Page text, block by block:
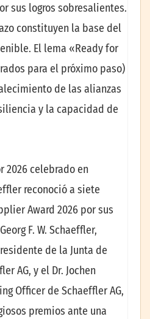
sus logros sobresalientes.
constituyen la base del
El lema «Ready for
para el próximo paso)
de las alianzas
y la capacidad de
2026 celebrado en
reconoció a siete
Award 2026 por sus
F. W. Schaeffler,
de la Junta de
AG, y el Dr. Jochen
Officer de Schaeffler AG,
premios ante una